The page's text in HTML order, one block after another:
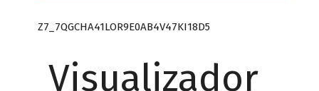
Z7_7QGCHA41LOR9E0AB4V47KI18D5
Visualizador